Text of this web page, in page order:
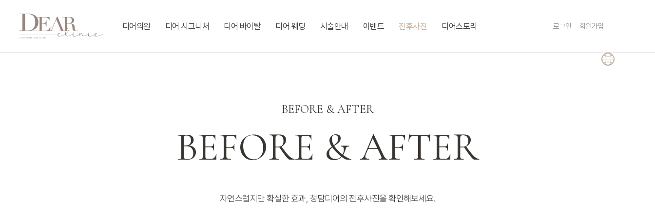
디어의원 디어 시그니처 디어 바이탈 디어 웨딩 시술안내 이벤트 전후사진 디어스토리 로그인 회원가입
BEFORE & AFTER
BEFORE & AFTER
자연스럽지만 확실한 효과, 청담디어의 전후사진을 확인해보세요.